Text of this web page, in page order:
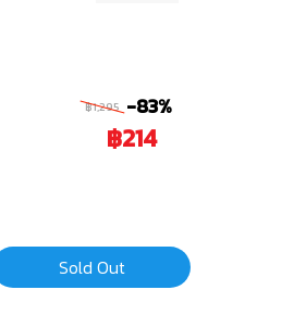
฿1,295 -83%
฿214
Sold Out